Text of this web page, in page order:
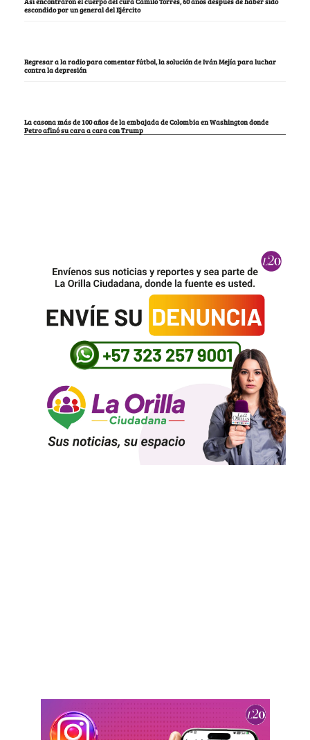
escondido por un general del Ejército
Regresar a la radio para comentar fútbol, la solución de Iván Mejía para luchar
contra la depresión
La casona más de 100 años de la embajada de Colombia en Washington donde
Petro afinó su cara a cara con Trump